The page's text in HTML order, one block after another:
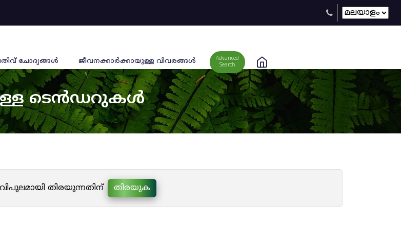
ചോദ്യങ്ങൾ ജീവനക്കാര്‍ക്കായുള്ള വിവരങ്ങള്‍
Advanced
Search
ടെൻഡറുകൾ
തിരയുന്നതിന് തിരയുക